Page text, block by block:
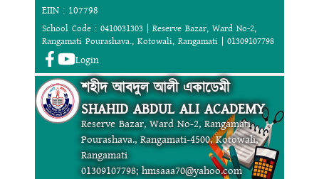
EIIN : 107798
School Code : 0410031303 | Reserve Bazar, Ward No-2,
Rangamati Pourashava., Kotowali, Rangamati | 01309107798
Login
শহীদ আবদুল আলী একাডেমী
SHAHID ABDUL ALI ACADEMY
Reserve Bazar, Ward No-2, Rangamati
Pourashava., Rangamati-4500, Kotowali,
Rangamati
01309107798; hmsaaa70@yahoo.com